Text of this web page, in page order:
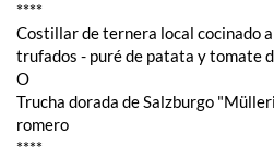
****
Costillar de ternera local cocinado
trufados - puré de patata y tomate
O
Trucha dorada de Salzburgo
romero
****